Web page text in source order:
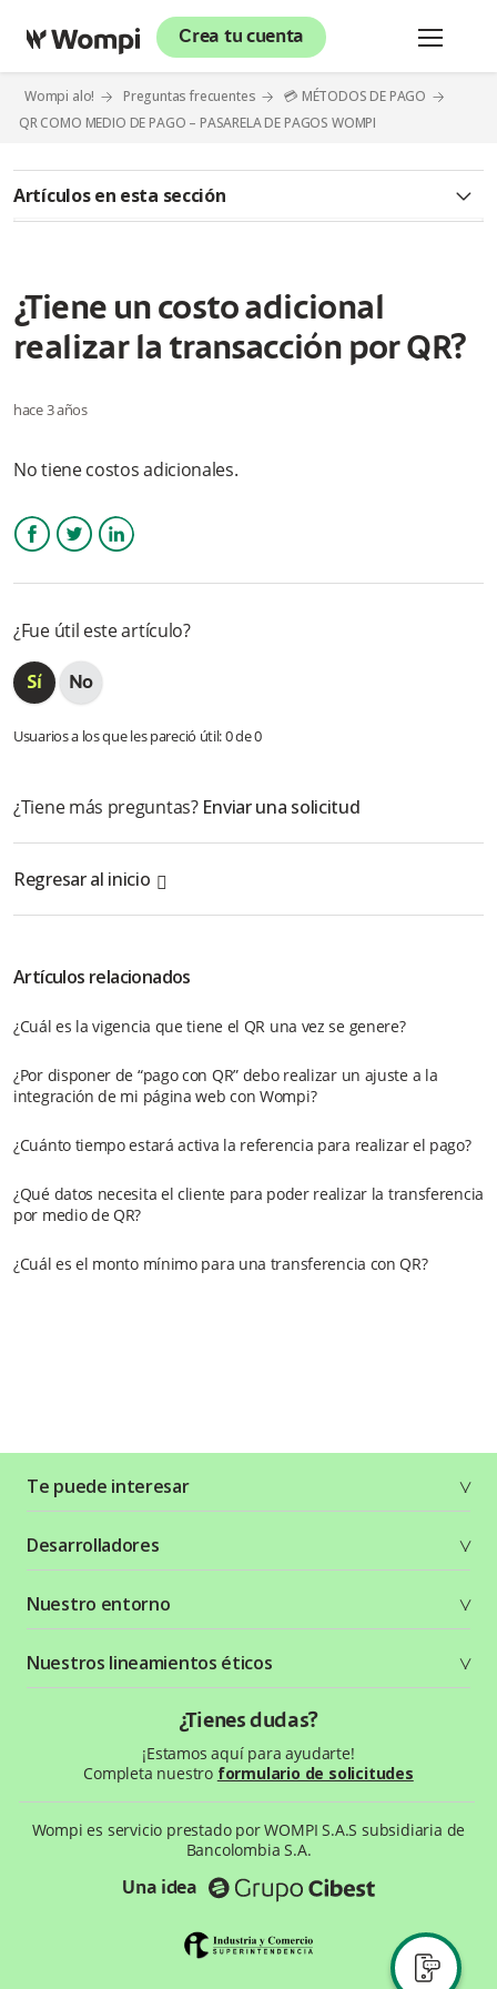
Crea tu cuenta
Wompi alo! Preguntas frecuentes
💳 MÉTODOS DE PAGO
QR COMO MEDIO DE PAGO – PASARELA DE PAGOS WOMPI
Artículos en esta sección
¿Cómo puedo tener QR bajo el modelo agregador?
¿Qué requisitos o documentos son exigidos para tener
¿Cuál es el tiempo transcurrido para que el medio de pago de
medio de pago de QR?
¿Cómo visualiza el cliente la compra realizada por el medio de
¿Puedo realizar una reversión para el medio de pago de QR?
este medio de pago, con quien debo contactarme?
¿Tiene un costo adicional
realizar la transacción por QR?
hace 3 años
No tiene costos adicionales.
¿Fue útil este artículo?
Usuarios a los que les pareció útil: 0 de 0
¿Tiene más preguntas? Enviar una solicitud
Regresar al inicio
Artículos relacionados
¿Cuál es la vigencia que tiene el QR una vez se genere?
¿Por disponer de “pago con QR” debo realizar un ajuste a la
integración de mi página web con Wompi?
¿Cuánto tiempo estará activa la referencia para realizar el pago?
¿Qué datos necesita el cliente para poder realizar la transferencia
por medio de QR?
¿Cuál es el monto mínimo para una transferencia con QR?
Te puede interesar
Planes y tarifas
Crea tu cuenta
Seguridad
Términos y condiciones
Política de privacidad
Desarrolladores
Recursos gráficos
Status Page
Nuestro entorno
¿Qué es Wompi?
Wiki Wompi
Preguntas frecuentes
Nuestros lineamientos éticos
¿Tienes dudas?
¡Estamos aquí para ayudarte!
Completa nuestro formulario de solicitudes
Wompi es servicio prestado por WOMPI S.A.S subsidiaria de
Bancolombia S.A.
Una idea